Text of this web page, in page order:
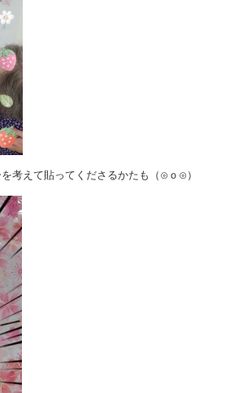
考えて貼ってくださるかたも（⊙ｏ⊙）